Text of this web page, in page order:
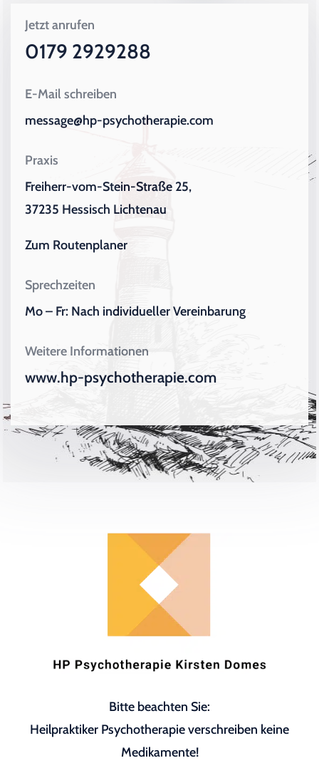
Jetzt anrufen
0179 2929288
E-Mail schreiben
message@hp-psychotherapie.com
Praxis
Freiherr-vom-Stein-Straße 25,
37235 Hessisch Lichtenau
Zum Routenplaner
Sprechzeiten
Mo – Fr: Nach individueller Vereinbarung
Weitere Informationen
www.hp-psychotherapie.com
Bitte beachten Sie:
Heilpraktiker Psychotherapie verschreiben keine
Medikamente!